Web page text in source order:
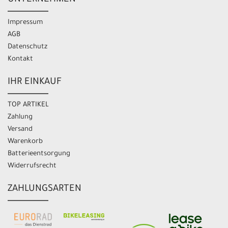
Impressum
AGB
Datenschutz
Kontakt
IHR EINKAUF
TOP ARTIKEL
Zahlung
Versand
Warenkorb
Batterieentsorgung
Widerrufsrecht
ZAHLUNGSARTEN